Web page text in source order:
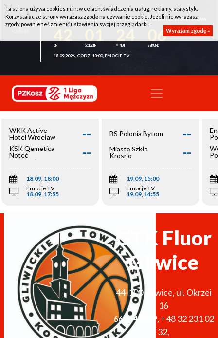
WKK ACTIVE HOTEL WROCŁAW - KSK QEMETICA NOTEĆ INOWROCŁAW
06
18.09.2026, GODZ. 18:00, EMOCJE TV
WKK Active
Hotel Wrocław
--
KSK Qemetica
Noteć
Inowrocław
--
18.09, 18:00
Emocje TV
18.09, 17:55
BS Polonia Bytom --
Miasto Szkła
Krosno
--
19.09, 15:00
Emocje TV
19.09, 14:55
GTK Fluor
Gliwice
44-100Gliwice, ul. Okrzei
16
669449889, +48 32 231 02
32,
Ta strona używa cookies m.in. w celach: świadczenia usług, reklamy, statystyk.
Korzystając ze strony wyrażasz zgodę na używanie cookie. Jeżeli nie wyrażasz
zgody powinieneś zmienić ustawienia swojej przeglądarki.
Wyrażam zgodę »